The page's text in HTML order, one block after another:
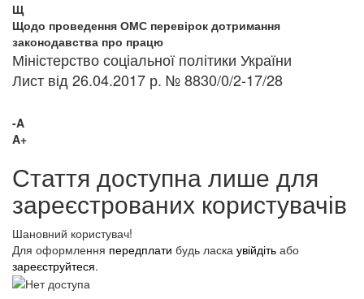
Щ
Щодо проведення ОМС перевірок дотримання
законодавства про працю
Міністерство соціальної політики України
Лист від 26.04.2017 р. № 8830/0/2-17/28
-A
A+
Стаття доступна лише для
зареєстрованих користувачів
Шановний користувач!
Для оформлення передплати будь ласка увійдіть або
зареєструйтеся.